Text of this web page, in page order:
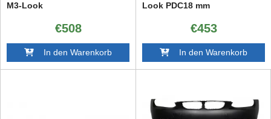
M3-Look
€508
In den Warenkorb
Look PDC18 mm
€453
In den Warenkorb